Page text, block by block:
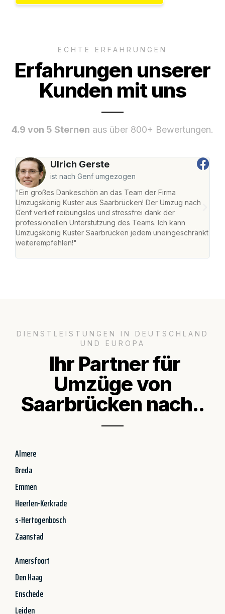
ECHTE ERFAHRUNGEN
Erfahrungen unserer
Kunden mit uns
4.9 von 5 Sternen aus über 800+ Bewertungen.
Ulrich Gerste
ist nach Genf umgezogen
"Ein großes Dankeschön an das Team der Firma
Umzugskönig Kuster aus Saarbrücken! Der Umzug nach
Genf verlief reibungslos und stressfrei dank der
professionellen Unterstützung des Teams. Ich kann
Umzugskönig Kuster Saarbrücken jedem uneingeschränkt
weiterempfehlen!"
DIENSTLEISTUNGEN IN DEUTSCHLAND
UND EUROPA
Ihr Partner für
Umzüge von
Saarbrücken nach..
Almere
Breda
Emmen
Heerlen-Kerkrade
s-Hertogenbosch
Zaanstad
Amersfoort
Den Haag
Enschede
Leiden